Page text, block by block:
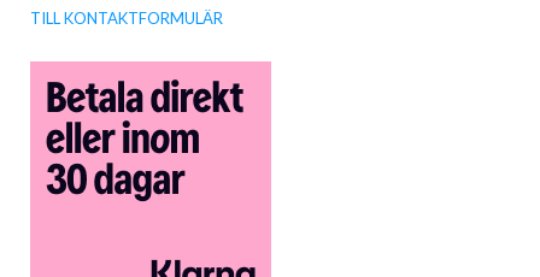
TILL KONTAKTFORMULÄR